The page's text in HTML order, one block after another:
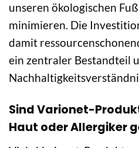
unseren ökologischen
minimieren. Die
damit
ein zentraler Bestandteil
Sind Varionet-
Haut oder Allergiker